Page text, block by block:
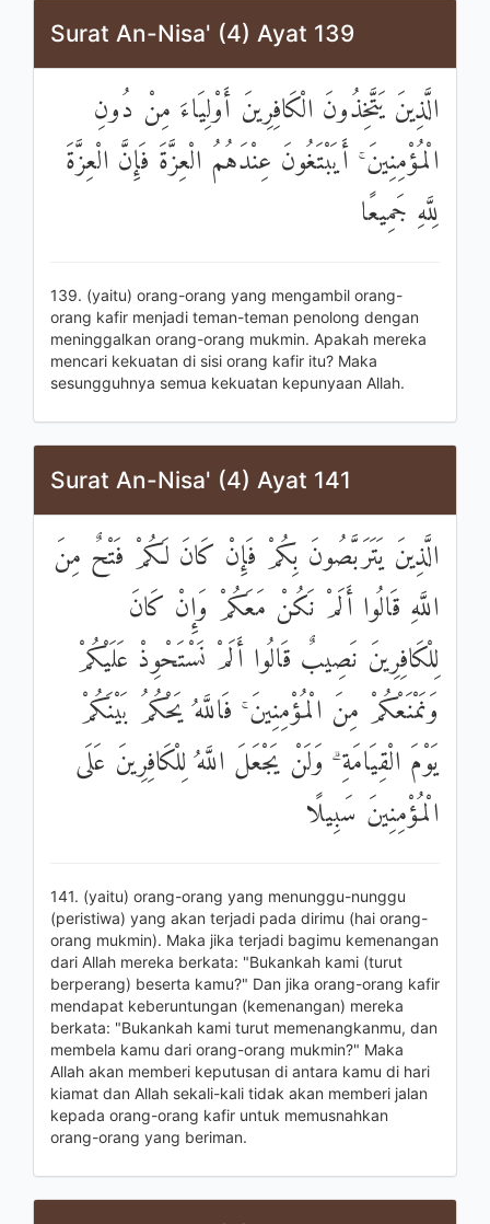
Surat An-Nisa' (4) Ayat 139
الَّذِينَ يَتَّخِذُونَ الْكَافِرِينَ أَوْلِيَاءَ مِنْ دُونِ
الْمُؤْمِنِينَ ۚ أَيَبْتَغُونَ عِنْدَهُمُ الْعِزَّةَ فَإِنَّ الْعِزَّةَ
لِلَّهِ جَمِيعًا
139. (yaitu) orang-orang yang mengambil orang-
orang kafir menjadi teman-teman penolong dengan
meninggalkan orang-orang mukmin. Apakah mereka
mencari kekuatan di sisi orang kafir itu? Maka
sesungguhnya semua kekuatan kepunyaan Allah.
Surat An-Nisa' (4) Ayat 141
الَّذِينَ يَتَرَبَّصُونَ بِكُمْ فَإِنْ كَانَ لَكُمْ فَتْحٌ مِنَ
اللَّهِ قَالُوا أَلَمْ نَكُنْ مَعَكُمْ وَإِنْ كَانَ
لِلْكَافِرِينَ نَصِيبٌ قَالُوا أَلَمْ نَسْتَحْوِذْ عَلَيْكُمْ
وَنَمْنَعْكُمْ مِنَ الْمُؤْمِنِينَ ۚ فَاللَّهُ يَحْكُمُ بَيْنَكُمْ
يَوْمَ الْقِيَامَةِ ۗ وَلَنْ يَجْعَلَ اللَّهُ لِلْكَافِرِينَ عَلَى
الْمُؤْمِنِينَ سَبِيلًا
141. (yaitu) orang-orang yang menunggu-nunggu
(peristiwa) yang akan terjadi pada dirimu (hai orang-
orang mukmin). Maka jika terjadi bagimu kemenangan
dari Allah mereka berkata: "Bukankah kami (turut
berperang) beserta kamu?" Dan jika orang-orang kafir
mendapat keberuntungan (kemenangan) mereka
berkata: "Bukankah kami turut memenangkanmu, dan
membela kamu dari orang-orang mukmin?" Maka
Allah akan memberi keputusan di antara kamu di hari
kiamat dan Allah sekali-kali tidak akan memberi jalan
kepada orang-orang kafir untuk memusnahkan
orang-orang yang beriman.